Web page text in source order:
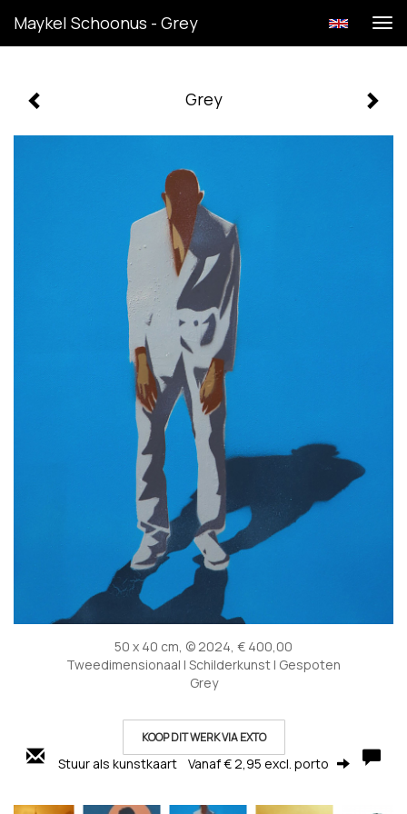
Maykel Schoonus - Grey
Grey
50 x 40 cm, © 2024, € 400,00
Tweedimensionaal | Schilderkunst | Gespoten
Grey
KOOP DIT WERK VIA EXTO
Stuur als kunstkaart Vanaf € 2,95 excl. porto